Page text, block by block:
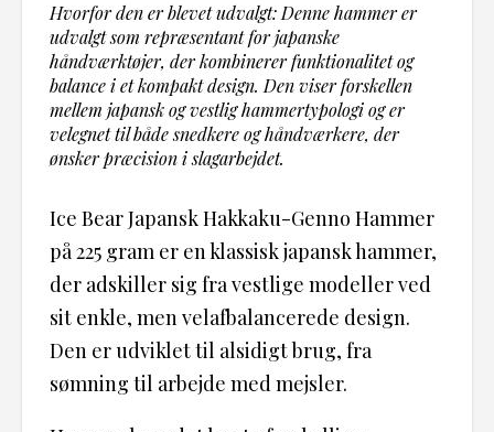
Hvorfor den er blevet udvalgt: Denne hammer er
udvalgt som repræsentant for japanske
håndværktøjer, der kombinerer funktionalitet og
balance i et kompakt design. Den viser forskellen
mellem japansk og vestlig hammertypologi og er
velegnet til både snedkere og håndværkere, der
ønsker præcision i slagarbejdet.
Ice Bear Japansk Hakkaku-Genno Hammer
på 225 gram er en klassisk japansk hammer,
der adskiller sig fra vestlige modeller ved
sit enkle, men velafbalancerede design.
Den er udviklet til alsidigt brug, fra
sømning til arbejde med mejsler.